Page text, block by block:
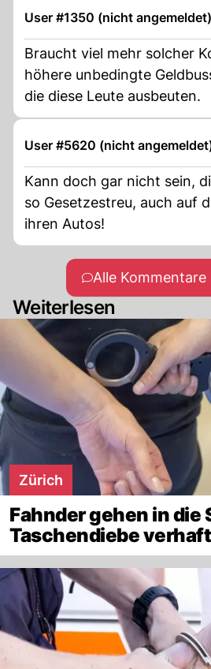
User #1350 (nicht angemeldet)
Braucht viel mehr solcher
höhere unbedingte
die diese Leute ausbeuten.
User #5620 (nicht
Kann doch gar nicht sein,
so Gesetzestreu, auch auf
ihren Autos!
Alle Kommentare
Weiterlesen
Zürich
Fahnder gehen in die
Taschendiebe